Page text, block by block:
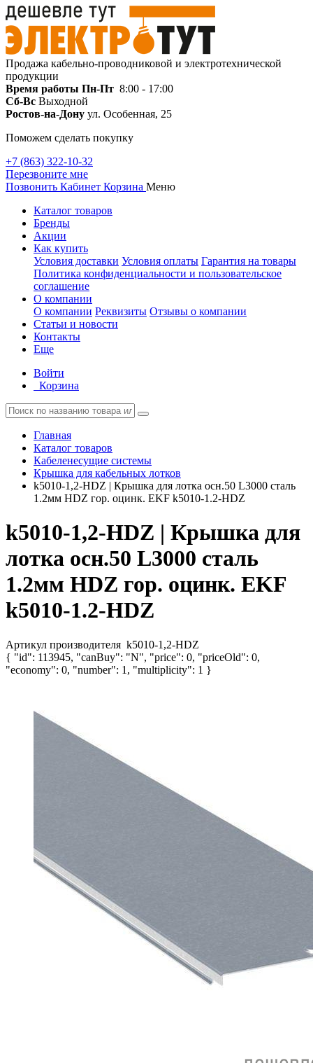
Продажа кабельно-проводниковой и электротехнической
продукции
Время работы Пн-Пт 8:00 - 17:00
Сб-Вс Выходной
Ростов-на-Дону ул. Особенная, 25
Поможем сделать покупку
+7 (863) 322-10-32
Перезвоните мне
Позвонить Кабинет Корзина Меню
Каталог товаров
Бренды
Акции
Как купить
Условия доставки Условия оплаты Гарантия на товары
Политика конфиденциальности и пользовательское
соглашение
О компании
О компании Реквизиты Отзывы о компании
Статьи и новости
Контакты
Еще
Войти
Корзина
Главная
Каталог товаров
Кабеленесущие системы
Крышка для кабельных лотков
k5010-1,2-HDZ | Крышка для лотка осн.50 L3000 сталь
1.2мм HDZ гор. оцинк. EKF k5010-1.2-HDZ
k5010-1,2-HDZ | Крышка для
лотка осн.50 L3000 сталь
1.2мм HDZ гор. оцинк. EKF
k5010-1.2-HDZ
Артикул производителя k5010-1,2-HDZ
{ "id": 113945, "canBuy": "N", "price": 0, "priceOld": 0,
"economy": 0, "number": 1, "multiplicity": 1 }